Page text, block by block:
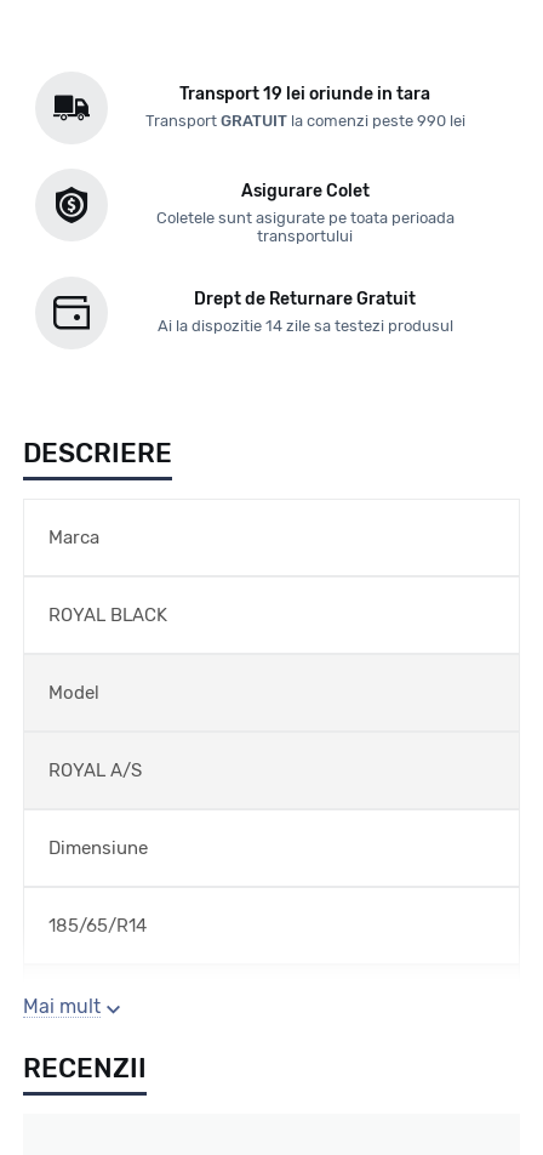
Transport 19 lei oriunde in tara
Transport GRATUITla comenzi peste 990 lei
Asigurare Colet
Coletele sunt asigurate pe toata perioada
transportului
Drept de Returnare Gratuit
Ai la dispozitie 14 zile sa testezi produsul
DESCRIERE
Marca
ROYAL BLACK
Model
ROYAL A/S
Dimensiune
185/65/R14
Sezon
All season
Mai mult
RECENZII